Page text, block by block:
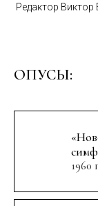
Редактор
ОПУСЫ:
1960